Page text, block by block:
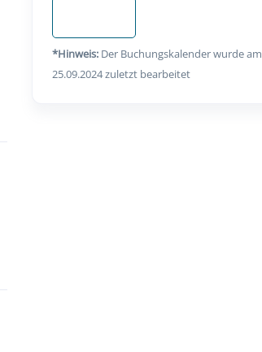
*Hinweis: Der Buchungskalender wurde am
25.09.2024 zuletzt bearbeitet